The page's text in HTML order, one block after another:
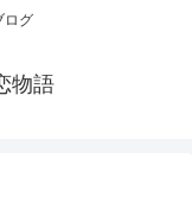
ログ
物語